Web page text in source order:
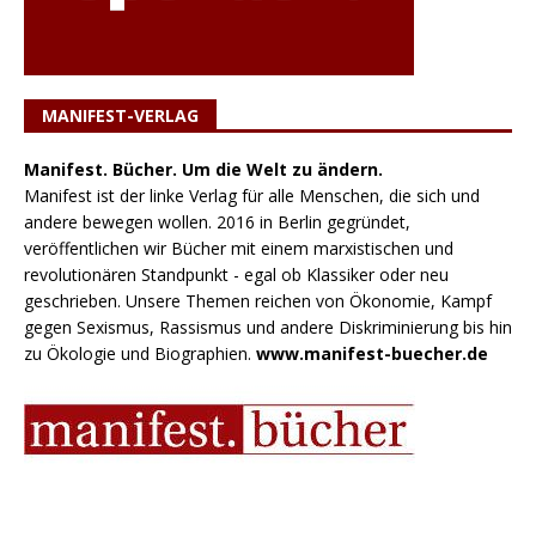
MANIFEST-VERLAG
Manifest. Bücher. Um die Welt zu ändern.
Manifest ist der linke Verlag für alle Menschen, die sich und
andere bewegen wollen. 2016 in Berlin gegründet,
veröffentlichen wir Bücher mit einem marxistischen und
revolutionären Standpunkt - egal ob Klassiker oder neu
geschrieben. Unsere Themen reichen von Ökonomie, Kampf
gegen Sexismus, Rassismus und andere Diskriminierung bis hin
zu Ökologie und Biographien. www.manifest-buecher.de